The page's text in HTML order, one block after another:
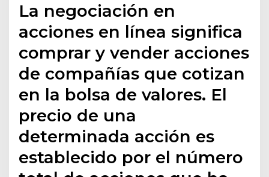
La negociación en
acciones en línea significa
comprar y vender acciones
de compañías que cotizan
en la bolsa de valores. El
precio de una
determinada acción es
establecido por el número